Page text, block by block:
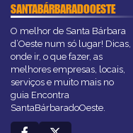
SANTABÁRBARADOOESTE
O melhor de Santa Bárbara
d’Oeste num só lugar! Dicas,
onde ir, o que fazer, as
melhores empresas, locais,
serviços e muito mais no
guia Encontra
SantaBárbaradoOeste.